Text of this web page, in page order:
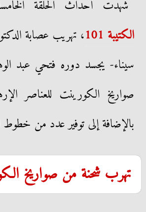
شهدت أحداث الحلقة
الكتيبة 101
، تهريب عصابة
سيناء- يجسد دوره فتحي عبد
صواريخ الكورينت للعناصر
بالإضافة إلى توفير عدد من خطوط
تهرب شحنة من صواريخ